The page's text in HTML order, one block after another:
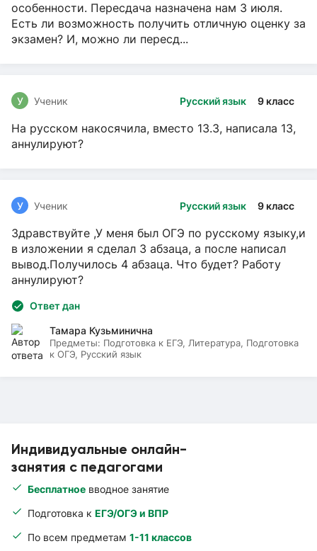
Индивидуальные онлайн-
занятия с педагогами
Бесплатное вводное занятие
Подготовка к ЕГЭ/ОГЭ и ВПР
По всем предметам 1-11 классов
особенности. Пересдача назначена нам 3 июля.
Есть ли возможность получить отличную оценку за
экзамен? И, можно ли пересд...
Русский язык 9 класс
У Ученик
На русском накосячила, вместо 13.3, написала 13,
аннулируют?
Русский язык 9 класс
У Ученик
Здравствуйте ,У меня был ОГЭ по русскому языку,и
в изложении я сделал 3 абзаца, а после написал
вывод.Получилось 4 абзаца. Что будет? Работу
аннулируют?
Ответ дан
Тамара Кузьминична
Предметы: Подготовка к ЕГЭ, Литература, Подготовка
к ОГЭ, Русский язык